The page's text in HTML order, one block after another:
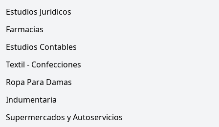
Estudios Juridicos
Farmacias
Estudios Contables
Textil - Confecciones
Ropa Para Damas
Indumentaria
Supermercados y Autoservicios